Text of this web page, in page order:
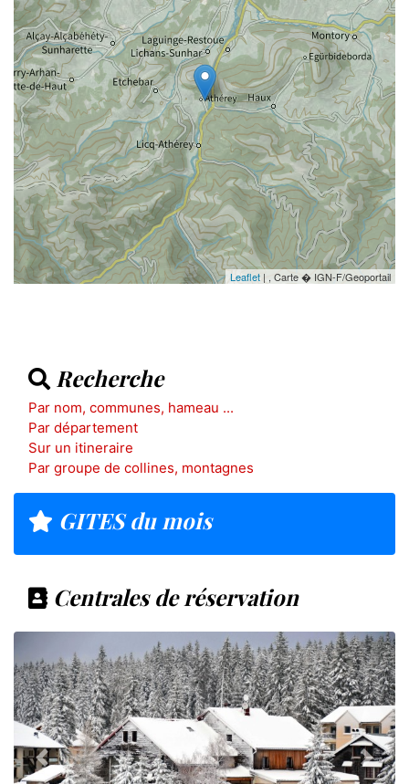
Leaflet | , Carte � IGN-F/Geoportail
Recherche
Par nom, communes, hameau ...
Par département
Sur un itineraire
Par groupe de collines, montagnes
GITES du mois
Centrales de réservation